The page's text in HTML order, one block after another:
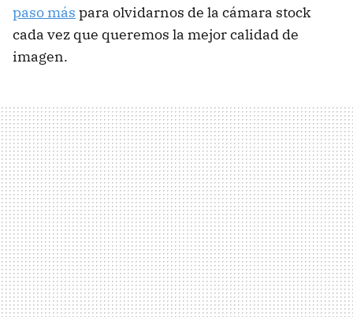
paso más para olvidarnos de la cámara stock
cada vez que queremos la mejor calidad de
imagen.